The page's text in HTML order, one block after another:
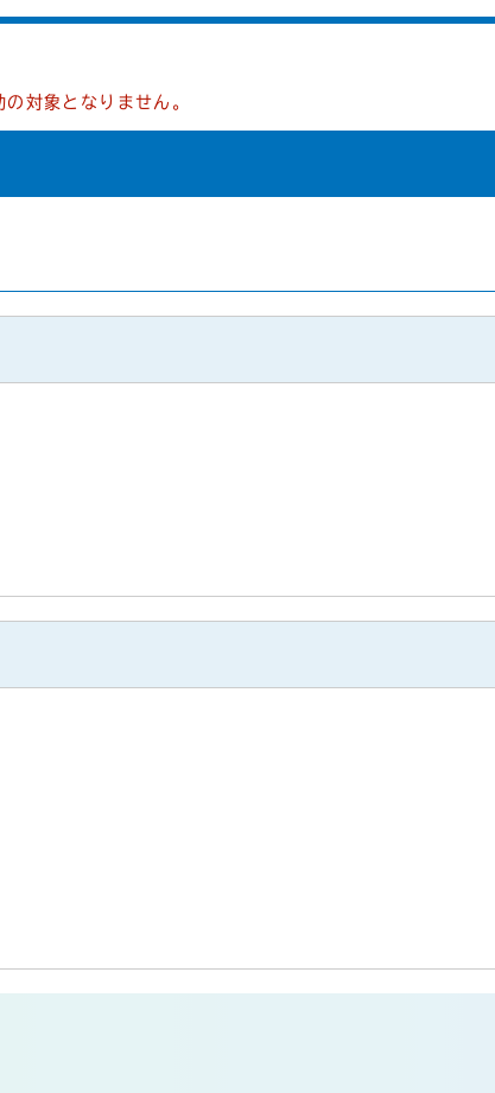
の対象となりません。